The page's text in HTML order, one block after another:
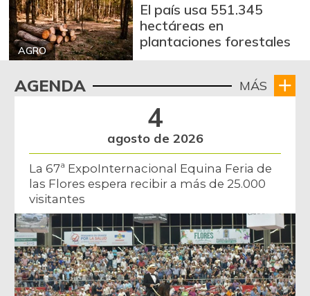
AGRO
El país usa 551.345
hectáreas en
plantaciones forestales
AGENDA MÁS
4
agosto de 2026
La 67ª ExpoInternacional Equina Feria de
las Flores espera recibir a más de 25.000
visitantes